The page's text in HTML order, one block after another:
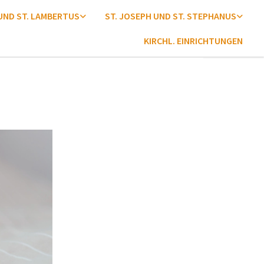
ST. LAMBERTUS ST. JOSEPH UND ST. STEPHANUS
KIRCHL. EINRICHTUNGEN